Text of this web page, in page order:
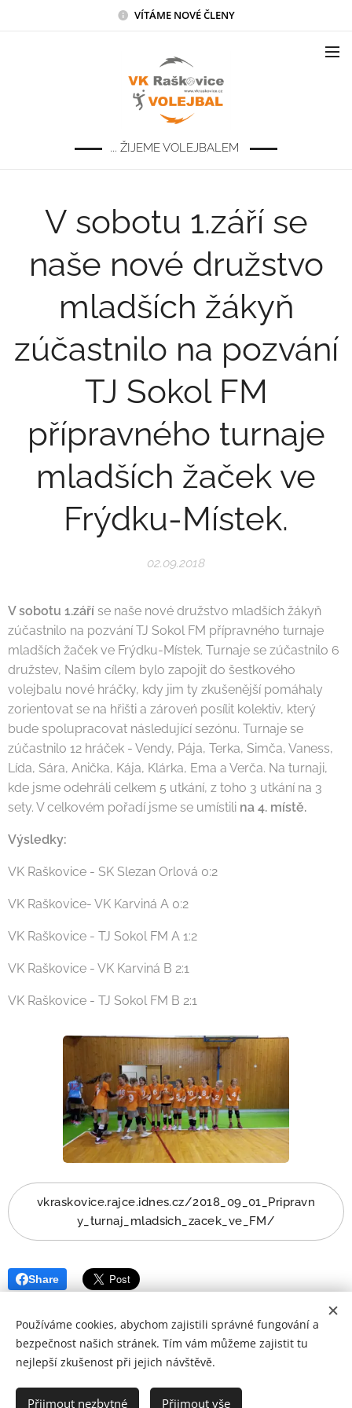
VÍTÁME NOVÉ ČLENY
... ŽIJEME VOLEJBALEM
V sobotu 1.září se
naše nové družstvo
mladších žákyň
zúčastnilo na pozvání
TJ Sokol FM
přípravného turnaje
mladších žaček ve
Frýdku-Místek.
02.09.2018
V sobotu 1.září se naše nové družstvo mladších žákyň
zúčastnilo na pozvání TJ Sokol FM přípravného turnaje
mladších žaček ve Frýdku-Místek. Turnaje se zúčastnilo 6
družstev, Našim cílem bylo zapojit do šestkového
volejbalu nové hráčky, kdy jim ty zkušenější pomáhaly
zorientovat se na hřišti a zároveń posílit kolektiv, který
bude spolupracovat následující sezónu. Turnaje se
zúčastnilo 12 hráček - Vendy, Pája, Terka, Simča, Vaness,
Lída, Sára, Anička, Kája, Klárka, Ema a Verča. Na turnaji,
kde jsme odehráli celkem 5 utkání, z toho 3 utkání na 3
sety. V celkovém pořadí jsme se umístili na 4. místě.
Výsledky:
VK Raškovice - SK Slezan Orlová 0:2
VK Raškovice- VK Karviná A 0:2
VK Raškovice - TJ Sokol FM A 1:2
VK Raškovice - VK Karviná B 2:1
VK Raškovice - TJ Sokol FM B 2:1
vkraskovice.rajce.idnes.cz/2018_09_01_Pripravn
y_turnaj_mladsich_zacek_ve_FM/
Share
Používáme cookies, abychom zajistili správné fungování a
bezpečnost našich stránek. Tím vám můžeme zajistit tu
nejlepší zkušenost při jejich návštěvě.
Přijmout nezbytné Přijmout vše